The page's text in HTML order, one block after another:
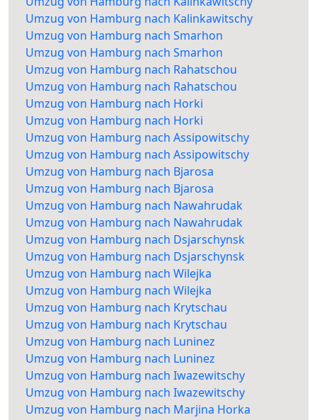
Umzug von Hamburg nach Kalinkawitschy
Umzug von Hamburg nach Smarhon
Umzug von Hamburg nach Smarhon
Umzug von Hamburg nach Rahatschou
Umzug von Hamburg nach Rahatschou
Umzug von Hamburg nach Horki
Umzug von Hamburg nach Horki
Umzug von Hamburg nach Assipowitschy
Umzug von Hamburg nach Assipowitschy
Umzug von Hamburg nach Bjarosa
Umzug von Hamburg nach Bjarosa
Umzug von Hamburg nach Nawahrudak
Umzug von Hamburg nach Nawahrudak
Umzug von Hamburg nach Dsjarschynsk
Umzug von Hamburg nach Dsjarschynsk
Umzug von Hamburg nach Wilejka
Umzug von Hamburg nach Wilejka
Umzug von Hamburg nach Krytschau
Umzug von Hamburg nach Krytschau
Umzug von Hamburg nach Luninez
Umzug von Hamburg nach Luninez
Umzug von Hamburg nach Iwazewitschy
Umzug von Hamburg nach Iwazewitschy
Umzug von Hamburg nach Marjina Horka